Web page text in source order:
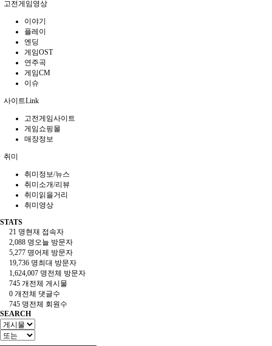
고전게임영상
이야기
플레이
엔딩
게임OST
연주곡
게임CM
이슈
사이트Link
고전게임사이트
게임쇼핑몰
매장정보
취미
취미정보/뉴스
취미소개/리뷰
취미읽을거리
취미영상
STATS
21 명현재 접속자
2,088 명오늘 방문자
5,277 명어제 방문자
19,736 명최대 방문자
1,624,007 명전체 방문자
745 개 전체 게시물
0 개 전체 댓글수
745 명전체 회원수
SEARCH